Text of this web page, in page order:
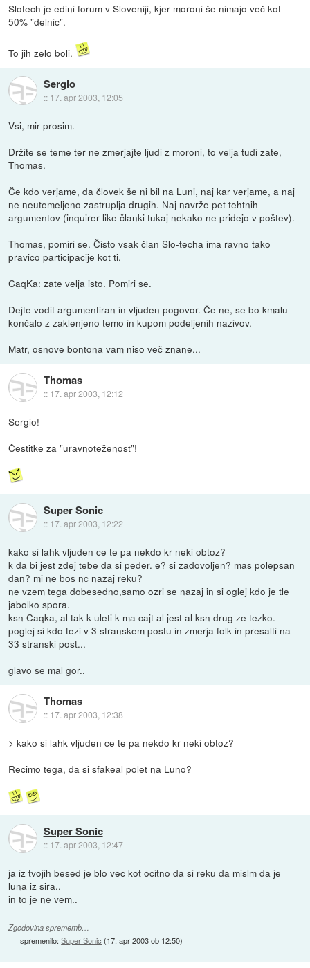
Slotech je edini forum v Sloveniji, kjer moroni še nimajo več kot
50% "delnic".
To jih zelo boli.
Sergio
:: 17. apr 2003, 12:05
Vsi, mir prosim.
Držite se teme ter ne zmerjajte ljudi z moroni, to velja tudi zate,
Thomas.
Če kdo verjame, da človek še ni bil na Luni, naj kar verjame, a naj
ne neutemeljeno zastruplja drugih. Naj navrže pet tehtnih
argumentov (inquirer-like članki tukaj nekako ne pridejo v poštev).
Thomas, pomiri se. Čisto vsak član Slo-techa ima ravno tako
pravico participacije kot ti.
CaqKa: zate velja isto. Pomiri se.
Dejte vodit argumentiran in vljuden pogovor. Če ne, se bo kmalu
končalo z zaklenjeno temo in kupom podeljenih nazivov.
Matr, osnove bontona vam niso več znane...
Thomas
:: 17. apr 2003, 12:12
Sergio!
Čestitke za "uravnoteženost"!
Super Sonic
:: 17. apr 2003, 12:22
kako si lahk vljuden ce te pa nekdo kr neki obtoz?
k da bi jest zdej tebe da si peder. e? si zadovoljen? mas polepsan
dan? mi ne bos nc nazaj reku?
ne vzem tega dobesedno,samo ozri se nazaj in si oglej kdo je tle
jabolko spora.
ksn Caqka, al tak k uleti k ma cajt al jest al ksn drug ze tezko.
poglej si kdo tezi v 3 stranskem postu in zmerja folk in presalti na
33 stranski post...
glavo se mal gor..
Thomas
:: 17. apr 2003, 12:38
> kako si lahk vljuden ce te pa nekdo kr neki obtoz?
Recimo tega, da si sfakeal polet na Luno?
Super Sonic
:: 17. apr 2003, 12:47
ja iz tvojih besed je blo vec kot ocitno da si reku da mislm da je
luna iz sira..
in to je ne vem..
Zgodovina sprememb…
spremenilo:Super Sonic (17. apr 2003 ob 12:50)